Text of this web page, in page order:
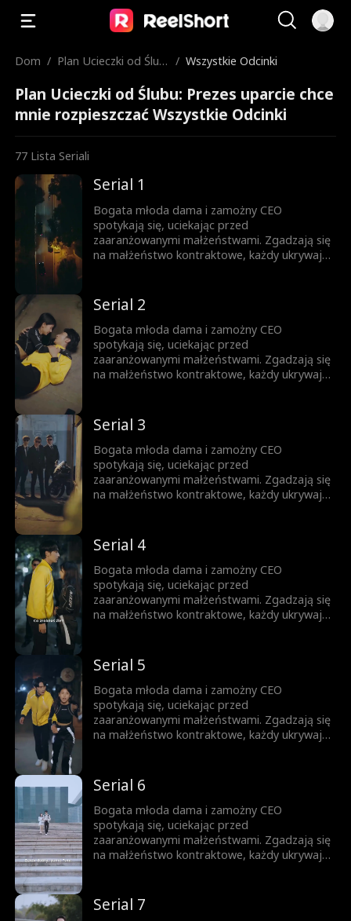
Dom / Plan Ucieczki od Ślub
e mnie rozpieszczać
/ Wszystkie Odcinki
Plan Ucieczki od Ślubu: Prezes uparcie chce
mnie rozpieszczać Wszystkie Odcinki
77 Lista Seriali
Serial 1
Bogata młoda dama i zamożny CEO
spotykają się, uciekając przed
zaaranżowanymi małżeństwami. Zgadzają się
na małżeństwo kontraktowe, każdy ukrywając
stopniowo rodzi się między nimi miłość.
Serial 2
Bogata młoda dama i zamożny CEO
spotykają się, uciekając przed
zaaranżowanymi małżeństwami. Zgadzają się
na małżeństwo kontraktowe, każdy ukrywając
stopniowo rodzi się między nimi miłość.
Serial 3
Bogata młoda dama i zamożny CEO
spotykają się, uciekając przed
zaaranżowanymi małżeństwami. Zgadzają się
na małżeństwo kontraktowe, każdy ukrywając
stopniowo rodzi się między nimi miłość.
Serial 4
Bogata młoda dama i zamożny CEO
spotykają się, uciekając przed
zaaranżowanymi małżeństwami. Zgadzają się
na małżeństwo kontraktowe, każdy ukrywając
stopniowo rodzi się między nimi miłość.
Serial 5
Bogata młoda dama i zamożny CEO
spotykają się, uciekając przed
zaaranżowanymi małżeństwami. Zgadzają się
na małżeństwo kontraktowe, każdy ukrywając
stopniowo rodzi się między nimi miłość.
Serial 6
Bogata młoda dama i zamożny CEO
spotykają się, uciekając przed
zaaranżowanymi małżeństwami. Zgadzają się
na małżeństwo kontraktowe, każdy ukrywając
stopniowo rodzi się między nimi miłość.
Serial 7